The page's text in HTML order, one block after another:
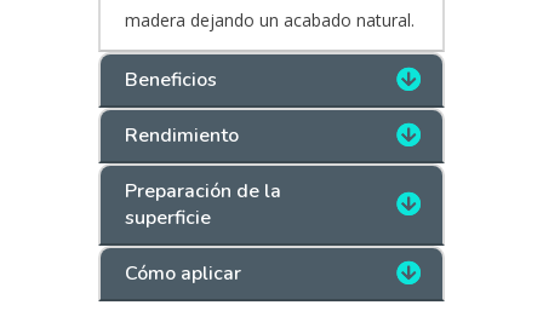
madera dejando un acabado natural.
Beneficios
Rendimiento
Preparación de la
superficie
Cómo aplicar